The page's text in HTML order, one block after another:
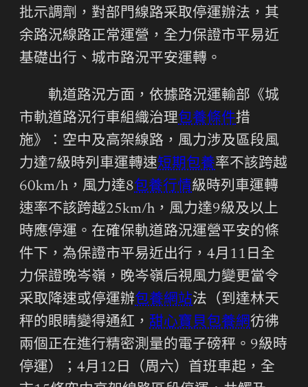
批示調劑，對部門線路采取停運辦法，其
余路況線路正常運營，全力保證市平易近
基礎出行、城市路況平安運轉。
軌道路況方面，依據路況運輸部《城
市軌道路況行車組織治理包養條件措
施》：空中及高架線路，風力涉及區段風
力達7級時列車運轉速短期包養率不該跨越
60km/h，風力達8包養行情級時列車運轉
速率不該跨越25km/h，風力達9級及以上
時應停運。在確保軌道路況運營平安的條
件下，為保證市平易近出行，4月11日全
力保證晚岑嶺，晚岑嶺后視風力變更當令
采取降速或停運辦包養網站法（到達林天
秤的眼睛變得通紅， 甜心寶貝包養網彷彿
兩個正在進行精密測量的電子磅秤。9級時
停運）；4月12日（周六）首班車起，全